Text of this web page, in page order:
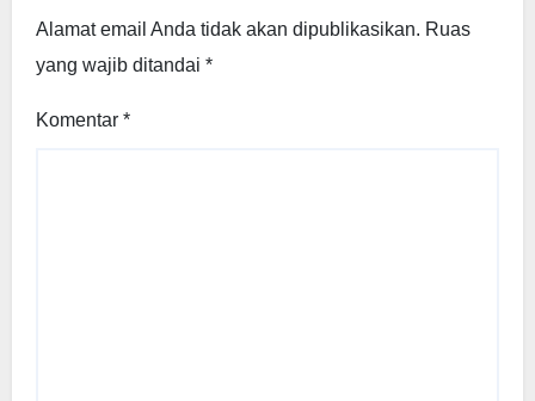
Alamat email Anda tidak akan dipublikasikan. Ruas
yang wajib ditandai *
Komentar *